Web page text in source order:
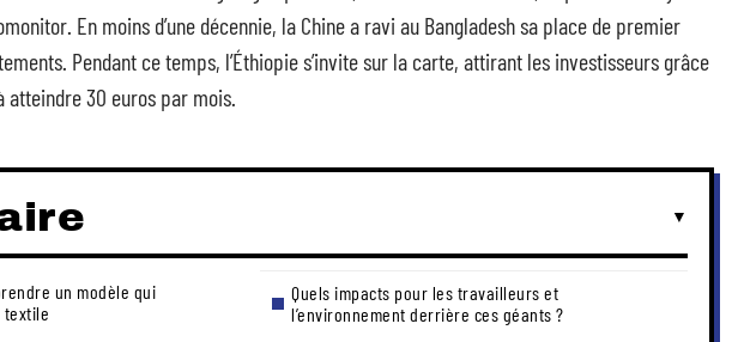
En moins d’une décennie, la Chine a ravi au Bangladesh sa place de premier
Pendant ce temps, l’Éthiopie s’invite sur la carte, attirant les investisseurs grâce
atteindre 30 euros par mois.
un modèle qui
textile
Quels impacts pour les travailleurs et
l’environnement derrière ces géants ?